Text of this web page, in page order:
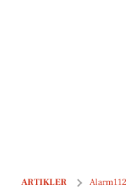
ARTIKLER Alarm112
51-årig mand sigtet